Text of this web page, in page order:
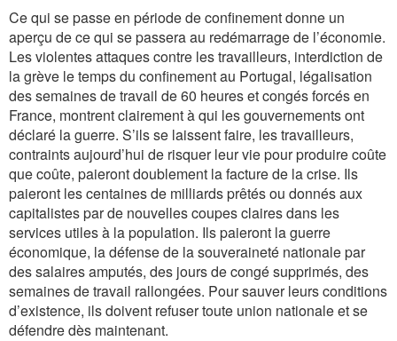
Ce qui se passe en période de confinement donne un
aperçu de ce qui se passera au redémarrage de l’économie.
Les violentes attaques contre les travailleurs, interdiction de
la grève le temps du confinement au Portugal, légalisation
des semaines de travail de 60 heures et congés forcés en
France, montrent clairement à qui les gouvernements ont
déclaré la guerre. S’ils se laissent faire, les travailleurs,
contraints aujourd’hui de risquer leur vie pour produire coûte
que coûte, paieront doublement la facture de la crise. Ils
paieront les centaines de milliards prêtés ou donnés aux
capitalistes par de nouvelles coupes claires dans les
services utiles à la population. Ils paieront la guerre
économique, la défense de la souveraineté nationale par
des salaires amputés, des jours de congé supprimés, des
semaines de travail rallongées. Pour sauver leurs conditions
d’existence, ils doivent refuser toute union nationale et se
défendre dès maintenant.